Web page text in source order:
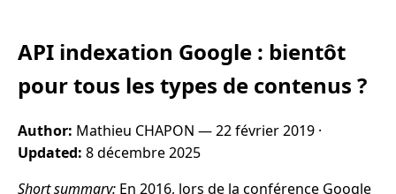
API indexation Google : bientôt
pour tous les types de contenus ?
Author: Mathieu CHAPON —22 février 2019 ·
Updated: 8 décembre 2025
Short summary: En 2016, lors de la conférence Google